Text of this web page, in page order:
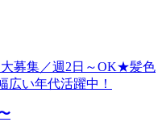
大募集／週2日～OK★髪色
い年代活躍中！